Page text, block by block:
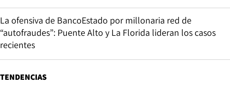
La ofensiva de BancoEstado por millonaria red de
“autofraudes”: Puente Alto y La Florida lideran los casos
recientes
TENDENCIAS